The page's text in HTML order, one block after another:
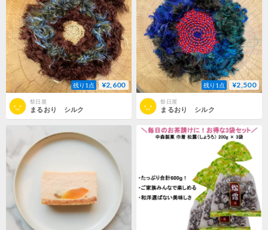
残り1点 ¥2,600
祭日屋
まるおり シルク
残り1点 ¥2,500
祭日屋
まるおり シルク